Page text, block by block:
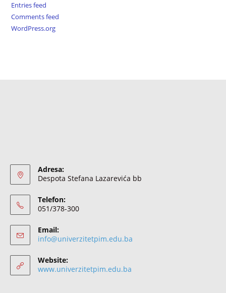
Entries feed
Comments feed
WordPress.org
Adresa:
Despota Stefana Lazarevića bb
Telefon:
051/378-300
Email:
info@univerzitetpim.edu.ba
Website:
www.univerzitetpim.edu.ba